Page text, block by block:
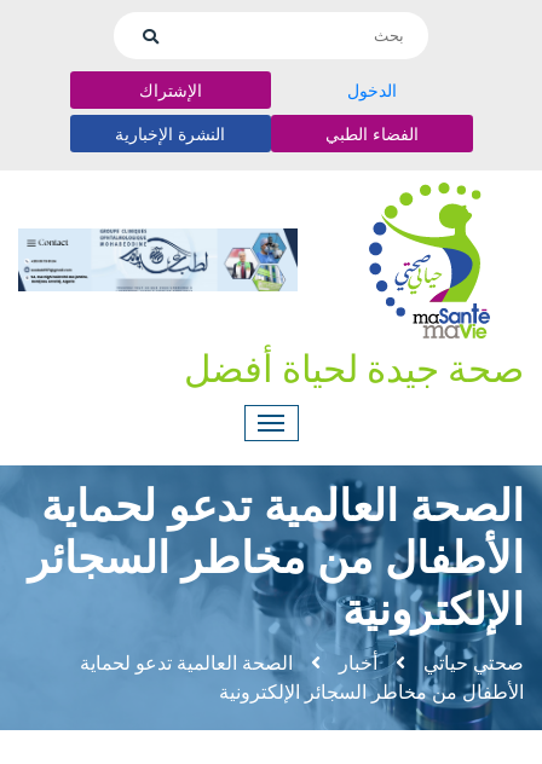
الدخول الإشتراك
الفضاء الطبي النشرة الإخبارية
صحة جيدة لحياة أفضل
الصحة العالمية تدعو لحماية
الأطفال من مخاطر السجائر
الإلكترونية
صحتي حياتي أخبار
الصحة العالمية تدعو لحماية
الأطفال من مخاطر السجائر الإلكترونية